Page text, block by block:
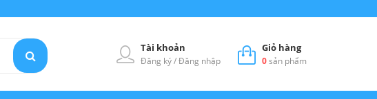
Giỏ hàng
0sản phẩm
Tài khoản
Đăng ký/Đăng nhập